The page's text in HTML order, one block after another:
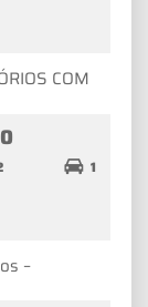
COM
1
–